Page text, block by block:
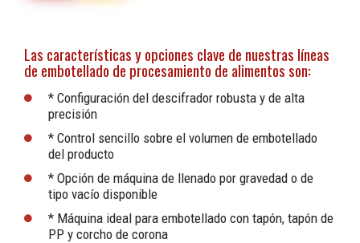
Las características y opciones clave de nuestras líneas
de embotellado de procesamiento de alimentos son:
* Configuración del descifrador robusta y de alta
precisión
* Control sencillo sobre el volumen de embotellado
del producto
* Opción de máquina de llenado por gravedad o de
tipo vacío disponible
* Máquina ideal para embotellado con tapón, tapón de
PP y corcho de corona